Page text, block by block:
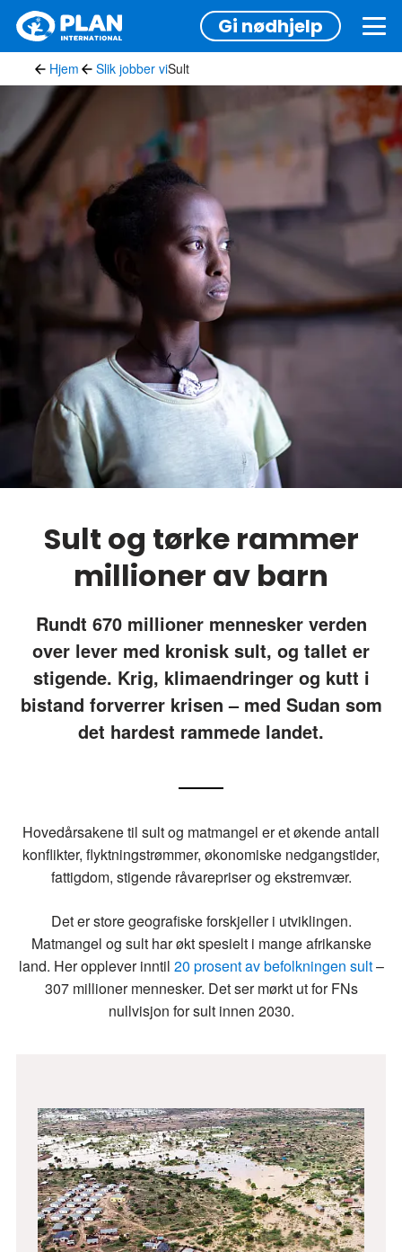
Hopp
hovedinnhold
Gi nødhjelp
Hjem Slik jobber viSult
Sult og tørke rammer
millioner av barn
Rundt 670 millioner mennesker verden
over lever med kronisk sult, og tallet er
stigende. Krig, klimaendringer og kutt i
bistand forverrer krisen – med Sudan som
det hardest rammede landet.
Hovedårsakene til sult og matmangel er et økende antall
konflikter, flyktningstrømmer, økonomiske nedgangstider,
fattigdom, stigende råvarepriser og ekstremvær.
Det er store geografiske forskjeller i utviklingen.
Matmangel og sult har økt spesielt i mange afrikanske
land. Her opplever inntil 20 prosent av befolkningen sult–
307 millioner mennesker. Det ser mørkt ut for FNs
nullvisjon for sult innen 2030.